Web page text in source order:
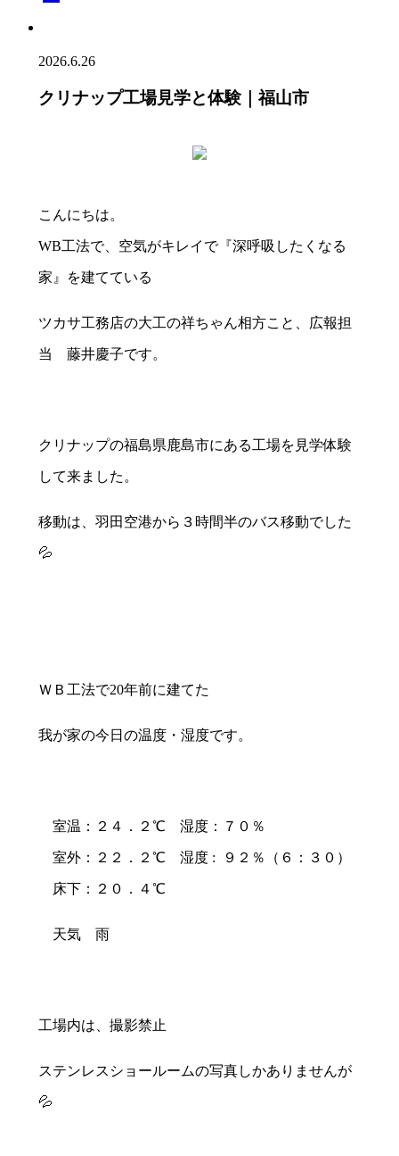
2026.6.26
クリナップ工場見学と体験｜福山市
こんにちは。
WB工法で、空気がキレイで『深呼吸したくなる
家』を建てている
ツカサ工務店の大工の祥ちゃん相方こと、広報担
当 藤井慶子です。
クリナップの福島県鹿島市にある工場を見学体験
して来ました。
移動は、羽田空港から３時間半のバス移動でした
💦
ＷＢ工法で20年前に建てた
我が家の今日の温度・湿度です。
室温：２４．２℃ 湿度：７０％
室外：２２．２℃ 湿度 : ９２％（６：３０）
床下：２０．４℃
天気 雨
工場内は、撮影禁止
ステンレスショールームの写真しかありませんが
💦